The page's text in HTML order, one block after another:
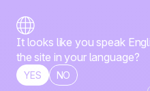
It looks like you speak
the site in your language?
YES NO